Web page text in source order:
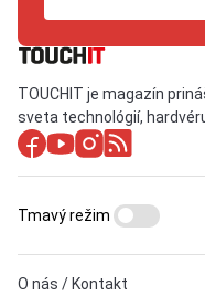
TOUCHIT je magazín
sveta technológií,
O nás / Kontakt
Tmavý režim